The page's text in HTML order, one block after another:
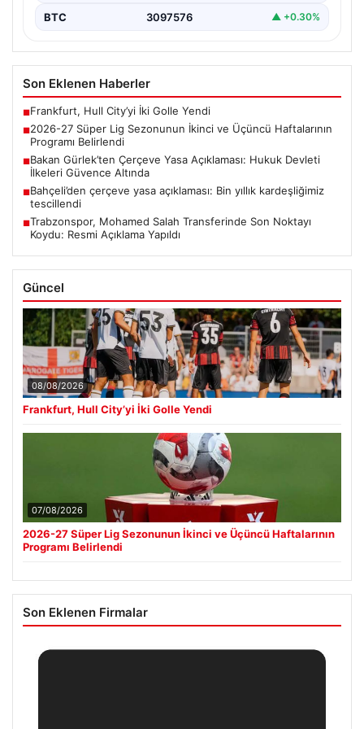
BTC 3097576 ▲ +0.30%
Son Eklenen Haberler
■Frankfurt, Hull City’yi İki Golle Yendi
■2026-27 Süper Lig Sezonunun İkinci ve Üçüncü Haftalarının
Programı Belirlendi
■Bakan Gürlek’ten Çerçeve Yasa Açıklaması: Hukuk Devleti
İlkeleri Güvence Altında
■Bahçeli’den çerçeve yasa açıklaması: Bin yıllık kardeşliğimiz
tescillendi
■Trabzonspor, Mohamed Salah Transferinde Son Noktayı
Koydu: Resmi Açıklama Yapıldı
Güncel
08/08/2026
Frankfurt, Hull City’yi İki Golle Yendi
07/08/2026
2026-27 Süper Lig Sezonunun İkinci ve Üçüncü Haftalarının
Programı Belirlendi
Son Eklenen Firmalar